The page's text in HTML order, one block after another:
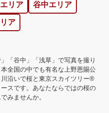
リア 谷中エリア
ア
「谷中」「浅草」で写真を撮り
全国の中でも有名な上野恩賜公
沿いで桜と東京スカイツリー®
スです。あなたならではの桜の
みませんか。